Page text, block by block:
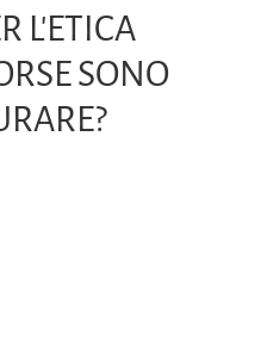
L’ETICA
SONO